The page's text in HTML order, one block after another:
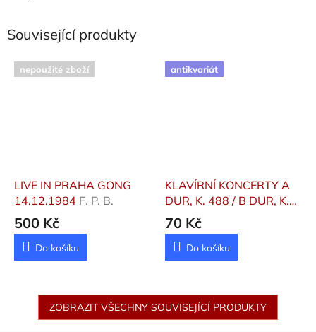
Související produkty
nepoužité zboží
LIVE IN PRAHA GONG
14.12.1984 F. P. B.
500 Kč
Do košíku
antikvariát
KLAVÍRNÍ KONCERTY A
DUR, K. 488 / B DUR, K.
595Mozart Wolfgang
Amadeus
70 Kč
Do košíku
ZOBRAZIT VŠECHNY SOUVISEJÍCÍ PRODUKTY